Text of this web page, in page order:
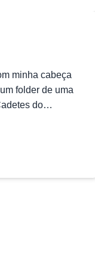
minha cabeça
folder de uma
do
e me